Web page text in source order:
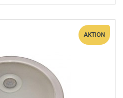
AKTION